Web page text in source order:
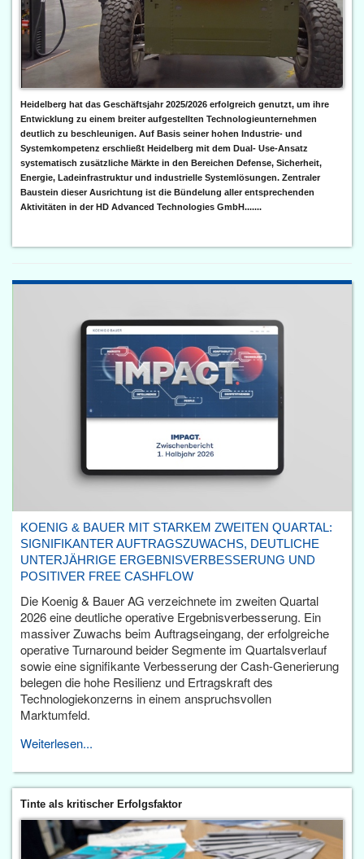
Heidelberg hat das Geschäftsjahr 2025/2026 erfolgreich genutzt, um ihre
Entwicklung zu einem breiter aufgestellten Technologieunternehmen
deutlich zu beschleunigen. Auf Basis seiner hohen Industrie- und
Systemkompetenz erschließt Heidelberg mit dem Dual- Use-Ansatz
systematisch zusätzliche Märkte in den Bereichen Defense, Sicherheit,
Energie, Ladeinfrastruktur und industrielle Systemlösungen. Zentraler
Baustein dieser Ausrichtung ist die Bündelung aller entsprechenden
Aktivitäten in der HD Advanced Technologies GmbH.......
KOENIG & BAUER MIT STARKEM ZWEITEN QUARTAL:
SIGNIFIKANTER AUFTRAGSZUWACHS, DEUTLICHE
UNTERJÄHRIGE ERGEBNISVERBESSERUNG UND
POSITIVER FREE CASHFLOW
Die Koenig & Bauer AG verzeichnete im zweiten Quartal
2026 eine deutliche operative Ergebnisverbesserung. Ein
massiver Zuwachs beim Auftragseingang, der erfolgreiche
operative Turnaround beider Segmente im Quartalsverlauf
sowie eine signifikante Verbesserung der Cash-Generierung
belegen die hohe Resilienz und Ertragskraft des
Technologiekonzerns in einem anspruchsvollen
Marktumfeld.
Weiterlesen...
Tinte als kritischer Erfolgsfaktor